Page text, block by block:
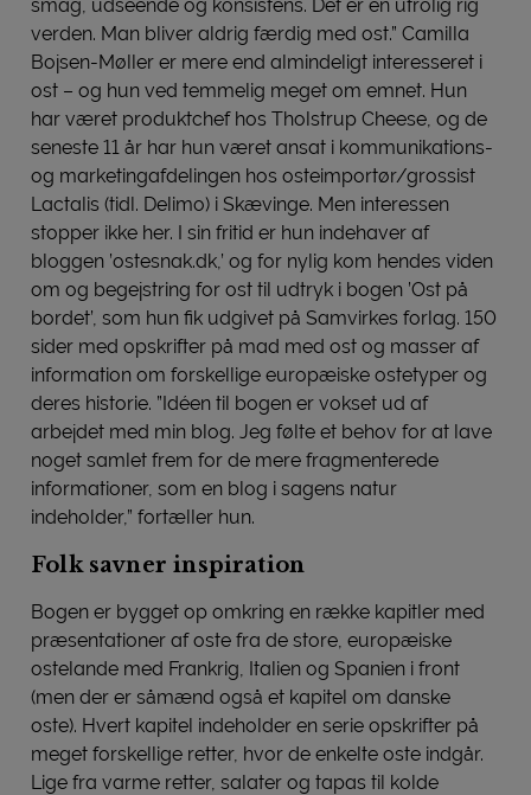
smag, udseende og konsistens. Det er en utrolig rig
verden. Man bliver aldrig færdig med ost.” Camilla
Bojsen-Møller er mere end almindeligt interesseret i
ost – og hun ved temmelig meget om emnet. Hun
har været produktchef hos Tholstrup Cheese, og de
seneste 11 år har hun været ansat i kommunikations-
og marketingafdelingen hos osteimportør/grossist
Lactalis (tidl. Delimo) i Skævinge. Men interessen
stopper ikke her. I sin fritid er hun indehaver af
bloggen ’ostesnak.dk,’ og for nylig kom hendes viden
om og begejstring for ost til udtryk i bogen ’Ost på
bordet’, som hun fik udgivet på Samvirkes forlag. 150
sider med opskrifter på mad med ost og masser af
information om forskellige europæiske ostetyper og
deres historie. ”Idéen til bogen er vokset ud af
arbejdet med min blog. Jeg følte et behov for at lave
noget samlet frem for de mere fragmenterede
informationer, som en blog i sagens natur
indeholder,” fortæller hun.
Folk savner inspiration
Bogen er bygget op omkring en række kapitler med
præsentationer af oste fra de store, europæiske
ostelande med Frankrig, Italien og Spanien i front
(men der er såmænd også et kapitel om danske
oste). Hvert kapitel indeholder en serie opskrifter på
meget forskellige retter, hvor de enkelte oste indgår.
Lige fra varme retter, salater og tapas til kolde